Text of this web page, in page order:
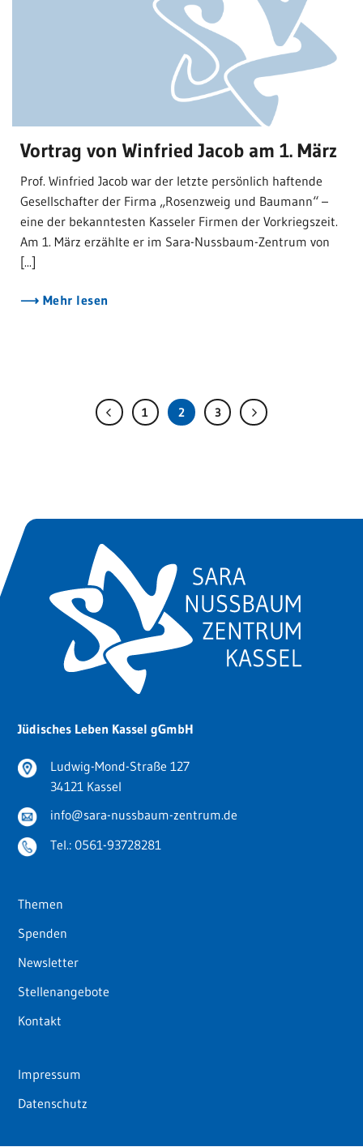
Vortrag von Winfried Jacob am 1. März
Prof. Winfried Jacob war der letzte persönlich haftende
Gesellschafter der Firma „Rosenzweig und Baumann“ –
eine der bekanntesten Kasseler Firmen der Vorkriegszeit.
Am 1. März erzählte er im Sara-Nussbaum-Zentrum von
[...]
Mehr lesen
1 2 3
Jüdisches Leben Kassel gGmbH
Ludwig-Mond-Straße 127
34121 Kassel
info@sara-nussbaum-zentrum.de
Tel.: 0561-93728281
Themen
Spenden
Newsletter
Stellenangebote
Kontakt
Impressum
Datenschutz